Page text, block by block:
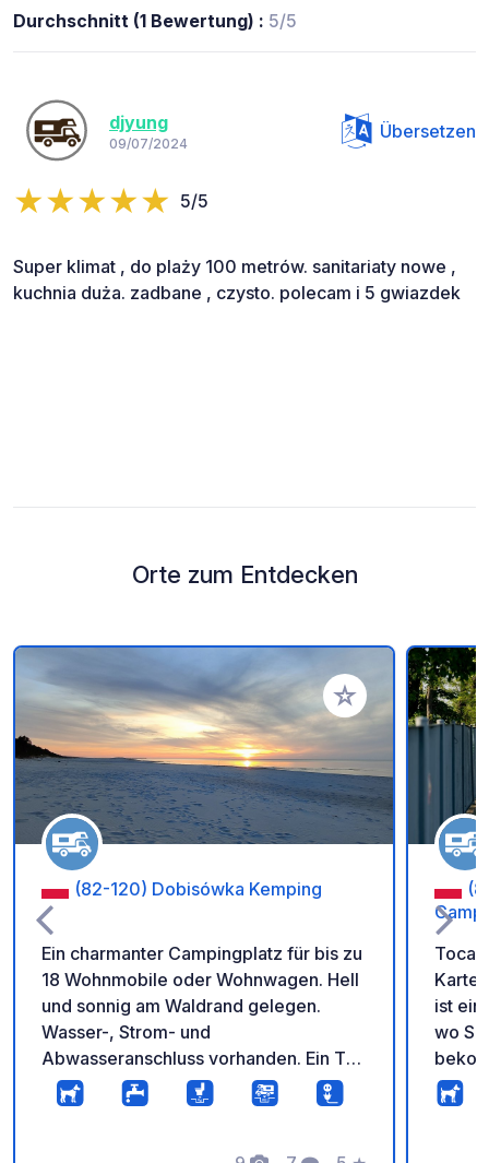
Durchschnitt (1 Bewertung) : 5/5
djyung
09/07/2024
Übersetzen
5/5
Super klimat , do plaży 100 metrów. sanitariaty nowe ,
kuchnia duża. zadbane , czysto. polecam i 5 gwiazdek
Orte zum Entdecken
Zu Ihren Favoriten
(82-120) Dobisówka Kemping
Ein charmanter Campingplatz für bis zu
18 Wohnmobile oder Wohnwagen. Hell
und sonnig am Waldrand gelegen.
Wasser-, Strom- und
Abwasseranschluss vorhanden. Ein Tor
sorgt für zusätzliche Sicherheit. Nur 50
Meter entfernt befindet sich ein ruhiges
Karte
ist ein
wo